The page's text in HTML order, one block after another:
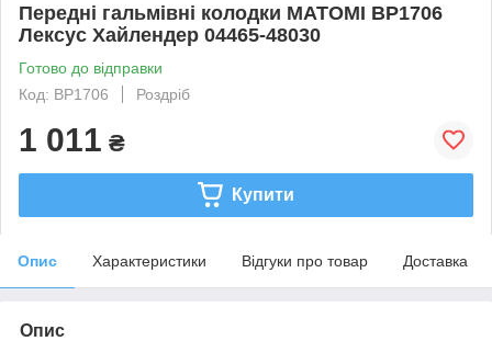
Передні гальмівні колодки MATOMI BP1706
Лексус Хайлендер 04465-48030
Готово до відправки
Код: BP1706
Роздріб
1 011 ₴
Купити
Опис Характеристики Відгуки про товар Доставка
Опис